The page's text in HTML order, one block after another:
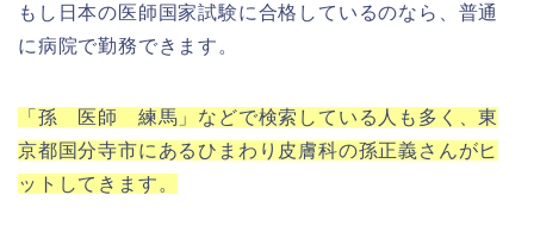
もし日本の医師国家試験に合格しているのなら、普通
に病院で勤務できます。
「孫 医師 練馬」などで検索している人も多く、東
京都国分寺市にあるひまわり皮膚科の孫正義さんがヒ
ットしてきます。